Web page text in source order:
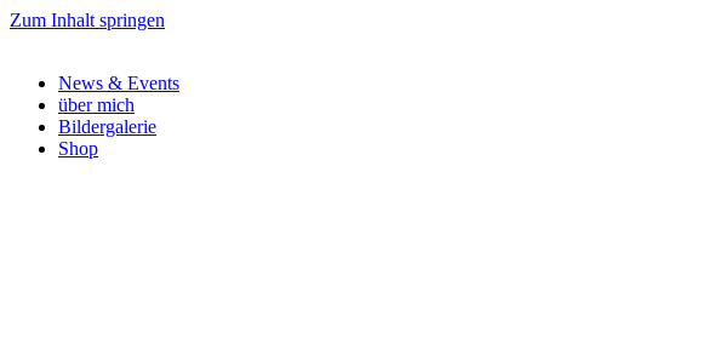
Zum Inhalt springen
News & Events
über mich
Bildergalerie
Shop